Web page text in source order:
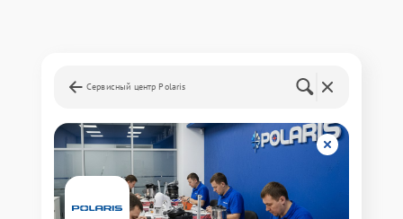
Сервисный центр Polaris